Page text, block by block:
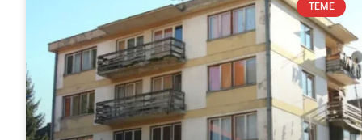
TEME